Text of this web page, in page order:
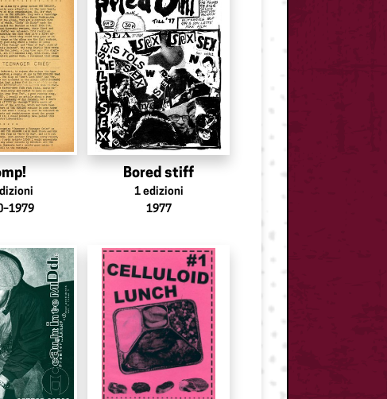
Bored stiff
1 edizioni
1977